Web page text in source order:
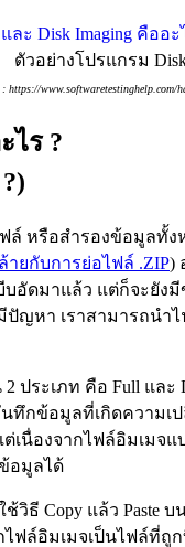
ตัวอย่างโปรแกรม
www.softwaretestinghelp.com/
ไร ?
ฟล์ หรือสำรองข้อมูล
ายกับการย่อไฟล์ .ZIP)
บอัดมาแล้ว แต่ก็จะยั
ปัญหา เราสามารถนำ
ประเภท คือ Full แล
นทึกข้อมูลที่เกิดความ
เนื่องจากไฟล์อิมเมจ
อมูลได้
วิธี Copy แล้ว Paste
ฟล์อิมเมจเป็นไฟล์ที่ถู